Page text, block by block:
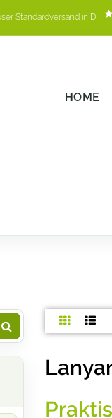
Standardversand in D
HOME